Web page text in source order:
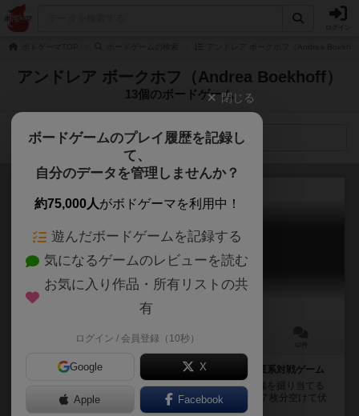
アンドレア ボークホフ（Andrea Boekhoff）
13個のボードゲーム
検索メニュー
お邪魔者
Saboteur
30分前後
掘って掘って突き進め！金塊掘りとお邪魔者の正体隠匿系対戦ゲーム
お邪魔者は、ドワーフになってカードで道を繋げて金塊を掘り当てる
ボードゲームです。 スタートのはしごのカードから、７枚分空けて伏
せたカードを３枚配置し、そのうちの金塊があ...
閉じる
ボードゲームのプレイ履歴を記録し
て、
自分のデータを管理しませんか？
約75,000人がボドゲーマを利用中！
遊んだボードゲームを記録する
気になるゲームのレビューを読む
お気に入り作品・所有リストの共
有
ログイン / 会員登録（10秒）
Google X
Apple Facebook